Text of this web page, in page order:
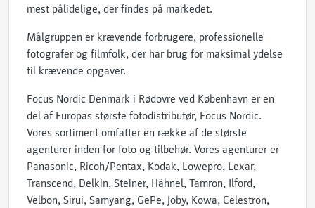
mest pålidelige, der findes på markedet.
Målgruppen er krævende forbrugere, professionelle
fotografer og filmfolk, der har brug for maksimal ydelse
til krævende opgaver.
Focus Nordic Denmark i Rødovre ved København er en
del af Europas største fotodistributør, Focus Nordic.
Vores sortiment omfatter en række af de største
agenturer inden for foto og tilbehør. Vores agenturer er
Panasonic, Ricoh/Pentax, Kodak, Lowepro, Lexar,
Transcend, Delkin, Steiner, Hähnel, Tamron, Ilford,
Velbon, Sirui, Samyang, GePe, Joby, Kowa, Celestron,